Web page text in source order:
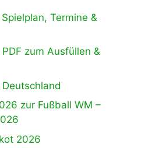
Termine &
zum Ausfüllen &
zur Fußball WM –
2026